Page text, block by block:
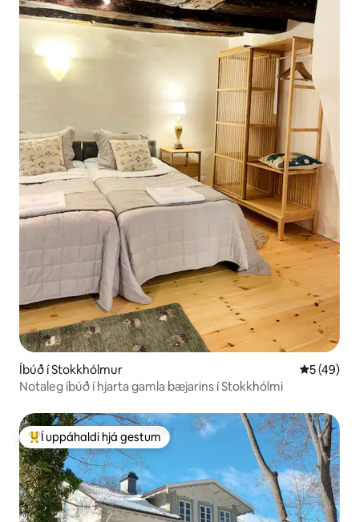
Íbúð í Stokkhólmur 5 af 5 í
5 (49)
Notaleg íbúð í hjarta gamla bæjarins í Stokkhólmi
Í mestu uppáhaldi hjá gestum
Í uppáhaldi hjá gestum